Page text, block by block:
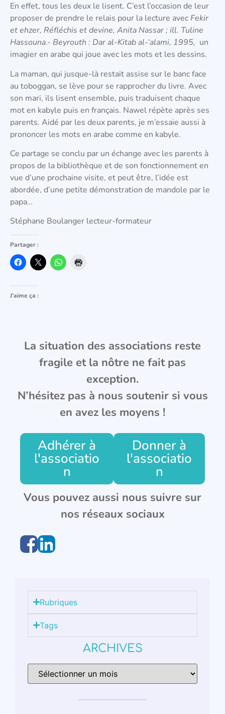
En effet, tous les deux le lisent. C’est l’occasion de leur
proposer de prendre le relais pour la lecture avec Fekir
et ehzer, Réfléchis et devine, Anita Nassar ; ill. Tuline
Hassouna.- Beyrouth : Dar al-Kitab al-‘alami, 1995, un
imagier en arabe qui joue avec les mots et les dessins.
La maman, qui jusque-là restait assise sur le banc face
au toboggan, se lève pour se rapprocher du livre. Avec
son mari, ils lisent ensemble, puis traduisent chaque
mot en kabyle puis en français. Nawel répète après ses
parents. Aidé par les deux parents, je m’essaie aussi à
prononcer les mots en arabe comme en kabyle.
Ce partage se conclu par un échange avec les parents à
propos de la bibliothèque et de son fonctionnement en
vue d’une prochaine visite, et peut être, l’idée est
abordée, d’une petite démonstration de mandole par le
papa…
Stéphane Boulanger lecteur-formateur
Partager :
J’aime ça :
La situation des associations reste
fragile et la nôtre ne fait pas
exception.
N’hésitez pas à nous soutenir si vous
en avez les moyens !
Adhérer à
l'associatio
n
Donner à
l'associatio
n
Vous pouvez aussi nous suivre sur
nos réseaux sociaux
Rubriques
Tags
ARCHIVES